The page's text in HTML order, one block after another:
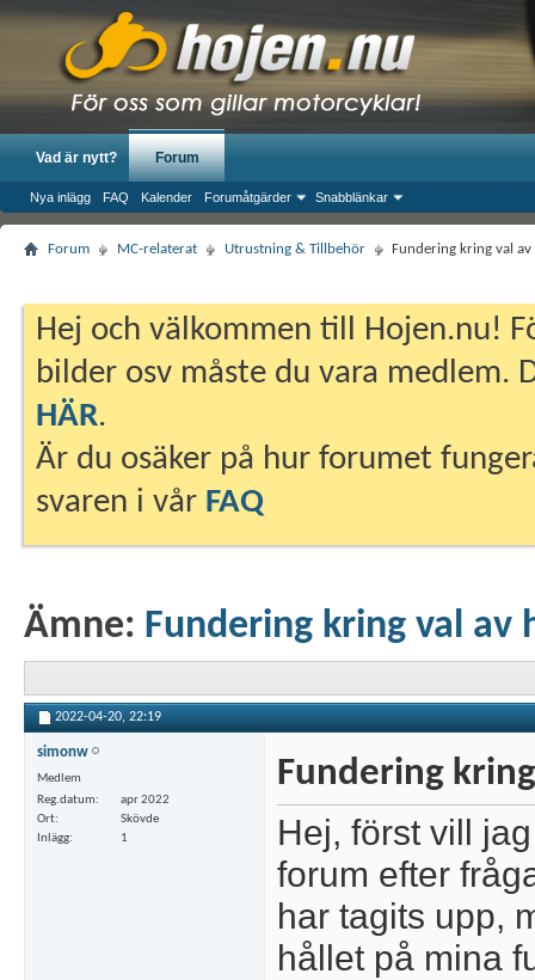
Vad är nytt? Forum
Nya inlägg FAQ Kalender Forumåtgärder Snabblänkar
Forum MC-relaterat Utrustning & Tillbehör Fundering kring val av
Hej och välkommen till Hojen.nu!
bilder osv måste du vara medlem.
HÄR.
Är du osäker på hur forumet
svaren i vår FAQ
Ämne: Fundering kring val av
2022-04-20, 22:19
simonw
Medlem
Reg.datum
apr 2022
Ort
Skövde
Inlägg
1
Fundering
Hej, först vill
forum efter
har tagits upp,
hållet på mina